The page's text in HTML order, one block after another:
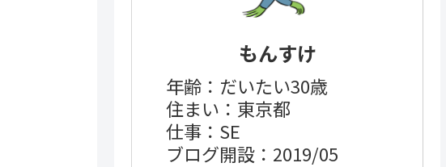
もんすけ
年齢：だいたい30歳
住まい：東京都
仕事：SE
ブログ開設：2019/05